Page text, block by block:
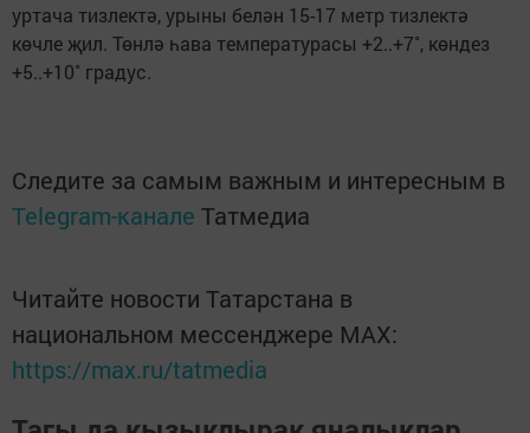
уртача тизлектә, урыны белән 15-17 метр тизлектә
көчле җил. Төнлә һава температурасы +2..+7˚, көндез
+5..+10˚ градус.
Следите за самым важным и интересным в
Telegram-канале Татмедиа
Читайте новости Татарстана в
национальном мессенджере MАХ:
https://max.ru/tatmedia